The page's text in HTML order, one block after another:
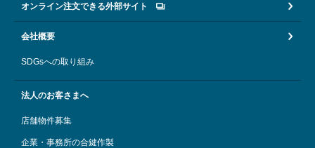
オンライン注文できる外部サイト
会社概要
SDGsへの取り組み
法人のお客さまへ
店舗物件募集
企業・事務所の合鍵作製